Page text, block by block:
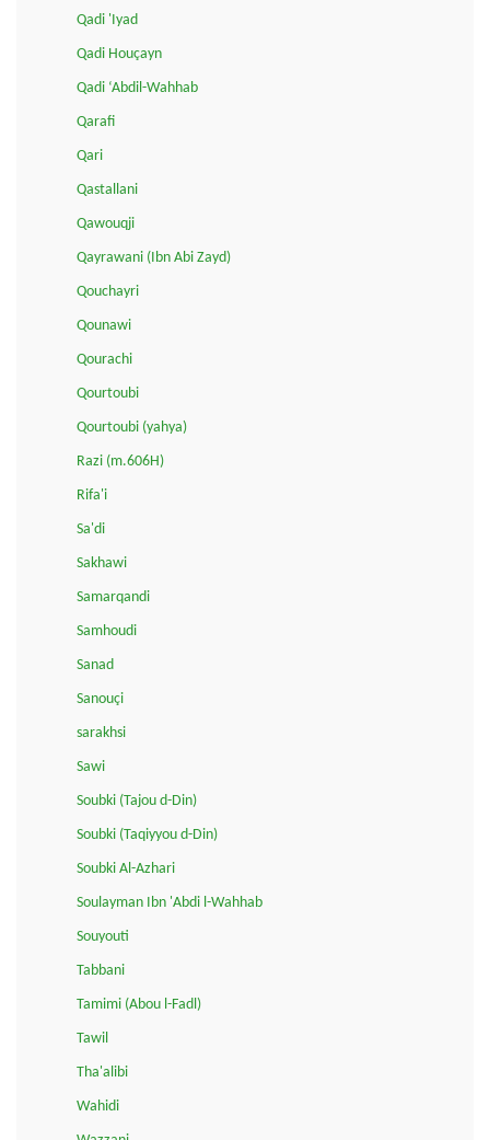
Qadi 'Iyad
Qadi Houçayn
Qadi ‘Abdil-Wahhab
Qarafi
Qari
Qastallani
Qawouqji
Qayrawani (Ibn Abi Zayd)
Qouchayri
Qounawi
Qourachi
Qourtoubi
Qourtoubi (yahya)
Razi (m.606H)
Rifa'i
Sa'di
Sakhawi
Samarqandi
Samhoudi
Sanad
Sanouçi
sarakhsi
Sawi
Soubki (Tajou d-Din)
Soubki (Taqiyyou d-Din)
Soubki Al-Azhari
Soulayman Ibn 'Abdi l-Wahhab
Souyouti
Tabbani
Tamimi (Abou l-Fadl)
Tawil
Tha'alibi
Wahidi